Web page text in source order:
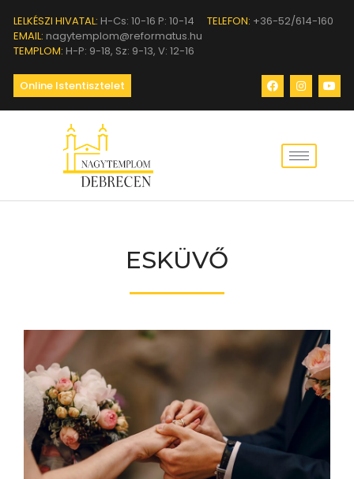
LELKÉSZI HIVATAL: H-Cs: 10-16 P: 10-14 TELEFON: +36-52/614-160
EMAIL: nagytemplom@reformatus.hu
TEMPLOM: H-P: 9-18, Sz: 9-13, V: 12-16
Online Istentisztelet
ESKÜVŐ